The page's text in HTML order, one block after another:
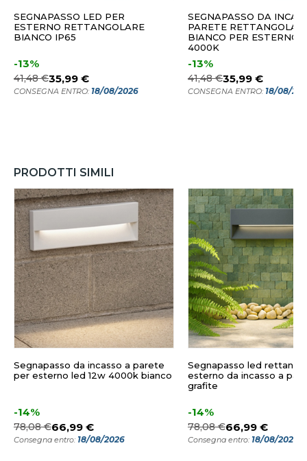
SEGNAPASSO LED PER
ESTERNO RETTANGOLARE
BIANCO IP65
-13%
41,48 €35,99 €
CONSEGNA ENTRO: 18/08/2026
SEGNAPASSO DA
PARETE
BIANCO PER ESTERNO
4000K
-13%
41,48 €35,99 €
CONSEGNA ENTRO: 18/08/
PRODOTTI SIMILI
Segnapasso da incasso a parete
per esterno led 12w 4000k bianco
-14%
78,08 €66,99 €
Consegna entro: 18/08/2026
Segnapasso led
esterno da incasso a
grafite
-14%
78,08 €66,99 €
Consegna entro: 18/08/2026